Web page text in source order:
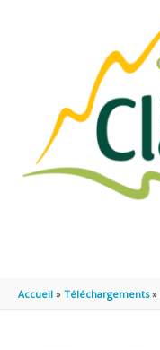
Accueil Téléchargements